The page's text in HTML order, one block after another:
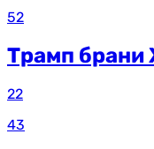
52
Трамп брани
22
43